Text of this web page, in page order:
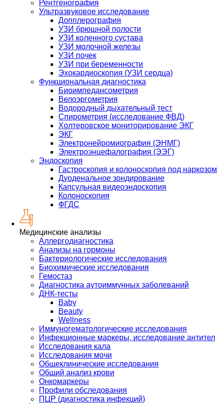
Рентгенография
Ультразвуковое исследование
Допплерография
УЗИ брюшной полости
УЗИ коленного сустава
УЗИ молочной железы
УЗИ почек
УЗИ при беременности
Эхокардиоскопия (УЗИ сердца)
Функциональная диагностика
Биоимпедансометрия
Велоэргометрия
Водородный дыхательный тест
Спирометрия (исследование ФВД)
Холтеровское мониторирование ЭКГ
ЭКГ
Электронейромиография (ЭНМГ)
Электроэнцефалография (ЭЭГ)
Эндоскопия
Гастроскопия и колоноскопия под наркозом
Дуоденальное зондирование
Капсульная видеоэндоскопия
Колоноскопия
ФГДС
Медицинские анализы
Аллергодиагностика
Анализы на гормоны
Бактериологические исследования
Биохимические исследования
Гемостаз
Диагностика аутоиммунных заболеваний
ДНК-тесты
Baby
Beauty
Wellness
Иммуногематологические исследования
Инфекционные маркеры, исследование антител
Исследования кала
Исследования мочи
Общеклинические исследования
Общий анализ крови
Онкомаркеры
Профили обследования
ПЦР (диагностика инфекций)